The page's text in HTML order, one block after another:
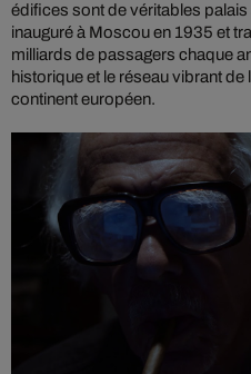
édifices sont de véritables
inauguré à Moscou en 1935 et
milliards de passagers chaque
historique et le réseau vibrant
continent européen.